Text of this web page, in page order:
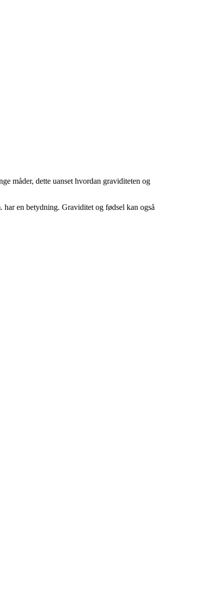
måder, dette uanset hvordan graviditeten og
en betydning. Graviditet og fødsel kan også